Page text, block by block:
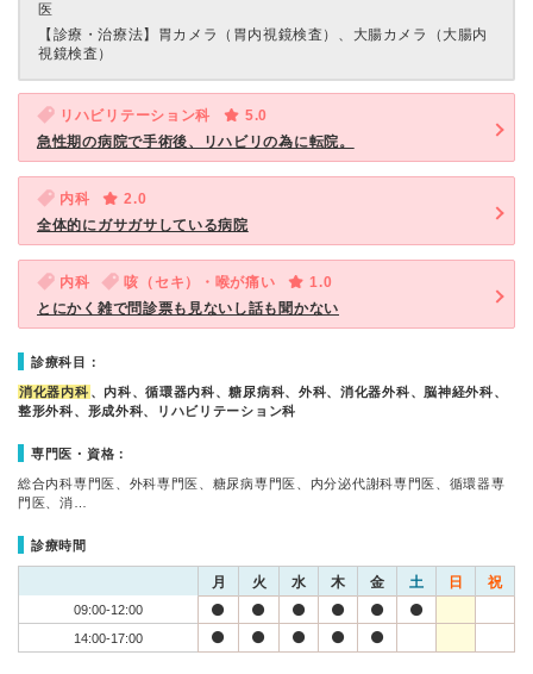
医
【診療・治療法】 胃カメラ（胃内視鏡検査）、大腸カメラ（大腸内
視鏡検査）
リハビリテーション科
5.0
急性期の病院で手術後、リハビリの為に転院。
内科
2.0
全体的にガサガサしている病院
内科 咳（セキ）・喉が痛い
1.0
とにかく雑で問診票も見ないし話も聞かない
診療科目：
消化器内科 、内科、循環器内科、糖尿病科、外科、消化器外科、脳神経外科、
整形外科、形成外科、リハビリテーション科
専門医・資格：
総合内科専門医、外科専門医、糖尿病専門医、内分泌代謝科専門医、循環器専
門医、消…
診療時間
月 火 水 木 金 土 日 祝
09:00-12:00
14:00-17:00